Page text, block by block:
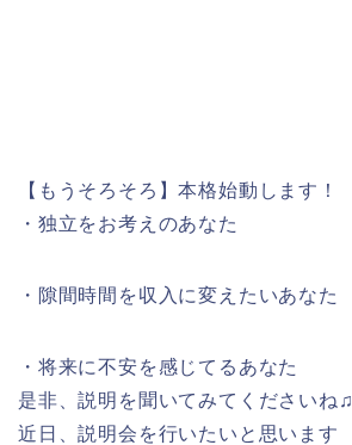
【もうそろそろ】本格始動します！
・独立をお考えのあなた
・隙間時間を収入に変えたいあなた
・将来に不安を感じてるあなた
是非、説明を聞いてみてくださいね♫
近日、説明会を行いたいと思います